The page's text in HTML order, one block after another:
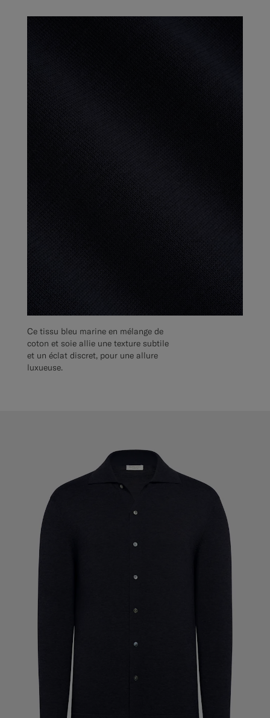
Ce tissu bleu marine en mélange de
coton et soie allie une texture subtile
et un éclat discret, pour une allure
luxueuse.